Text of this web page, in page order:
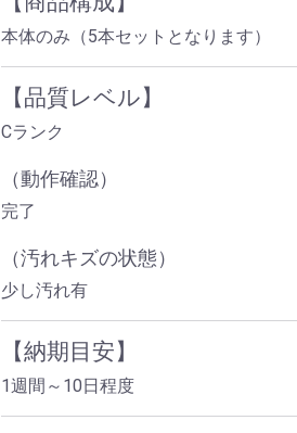
本体のみ（5本セットとなります）
【品質レベル】
Cランク
（動作確認）
完了
（汚れキズの状態）
少し汚れ有
【納期目安】
1週間～10日程度